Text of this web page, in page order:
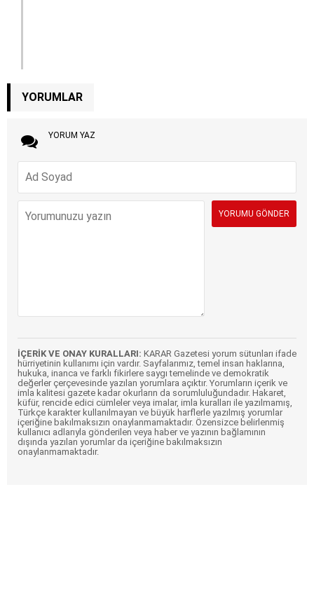
YORUMLAR
YORUM YAZ
İÇERİK VE ONAY KURALLARI: KARAR Gazetesi yorum sütunları ifade
hürriyetinin kullanımı için vardır. Sayfalarımız, temel insan haklarına,
hukuka, inanca ve farklı fikirlere saygı temelinde ve demokratik
değerler çerçevesinde yazılan yorumlara açıktır. Yorumların içerik ve
imla kalitesi gazete kadar okurların da sorumluluğundadır. Hakaret,
küfür, rencide edici cümleler veya imalar, imla kuralları ile yazılmamış,
Türkçe karakter kullanılmayan ve büyük harflerle yazılmış yorumlar
içeriğine bakılmaksızın onaylanmamaktadır. Özensizce belirlenmiş
kullanıcı adlarıyla gönderilen veya haber ve yazının bağlamının
dışında yazılan yorumlar da içeriğine bakılmaksızın
onaylanmamaktadır.